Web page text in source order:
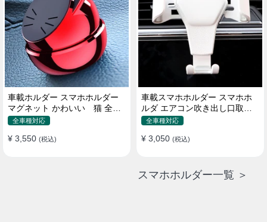
車載ホルダー スマホホルダー
マグネット かわいい 猫 全機
種 片手操作
全車種対応
¥ 3,550 (税込)
車載スマホホルダー スマホホ
ルダ エアコン吹き出し口取り
付け 全機種 可愛い アニメ
全車種対応
¥ 3,050 (税込)
スマホホルダー一覧 ＞